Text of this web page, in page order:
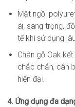
Mặt ngồi
ái, sang trọng,
tế khi sử dụng
Chân gỗ Oak
chắc chắn, cân
hiện đại.
4. Ứng dụng đa